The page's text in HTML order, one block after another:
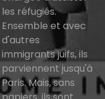
les réfugiés.
Ensemble et avec
d'autres
immigrants juifs, ils
parviennent jusqu'à
Paris. Mais, sans